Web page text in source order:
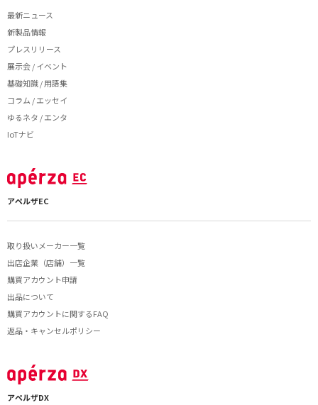
最新ニュース
新製品情報
プレスリリース
展示会 / イベント
基礎知識 / 用語集
コラム / エッセイ
ゆるネタ / エンタ
IoTナビ
アペルザEC
取り扱いメーカー一覧
出店企業（店舗）一覧
購買アカウント申請
出品について
購買アカウントに関するFAQ
返品・キャンセルポリシー
アペルザDX